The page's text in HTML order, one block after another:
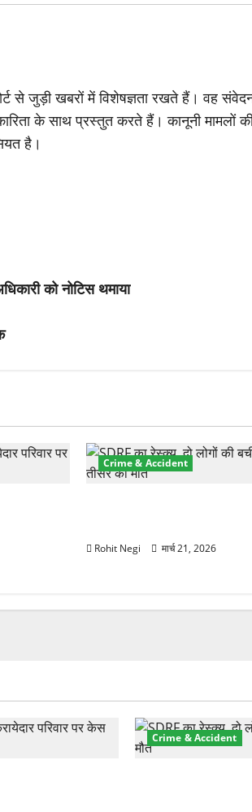
से जुड़ी खबरों में विशेषज्ञता रखते हैं। वह
के साथ प्रस्तुत करते हैं। कानूनी मामलों
है।
को नोटिस थमाया
Crime & Accident
Rohit Negi मार्च 21, 2026
Crime & Accident